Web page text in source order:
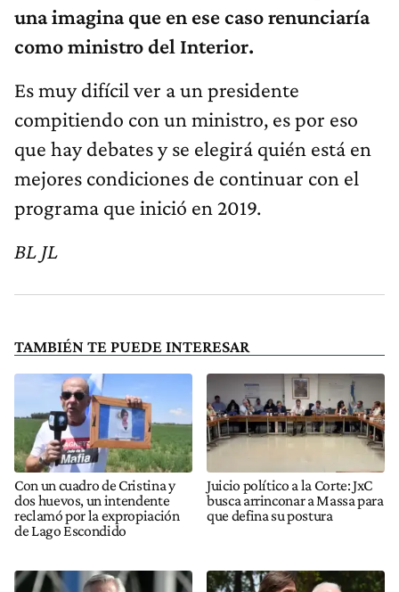
una imagina que en ese caso renunciaría
como ministro del Interior.
Es muy difícil ver a un presidente
compitiendo con un ministro, es por eso
que hay debates y se elegirá quién está en
mejores condiciones de continuar con el
programa que inició en 2019.
BL JL
TAMBIÉN TE PUEDE INTERESAR
Con un cuadro de Cristina y
dos huevos, un intendente
reclamó por la expropiación
de Lago Escondido
Juicio político a la Corte: JxC
busca arrinconar a Massa para
que defina su postura